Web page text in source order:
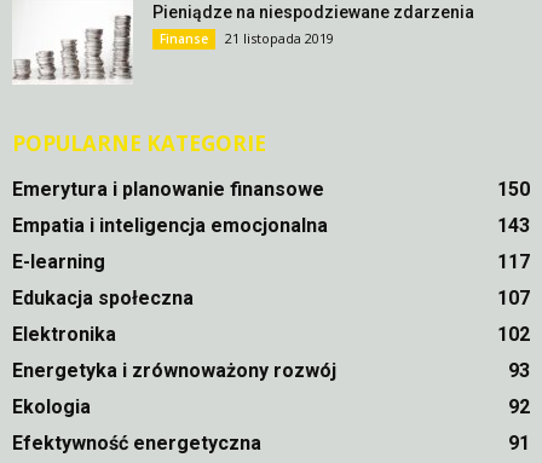
Pieniądze na niespodziewane zdarzenia
Finanse 21 listopada 2019
POPULARNE KATEGORIE
Emerytura i planowanie finansowe
150
Empatia i inteligencja emocjonalna
143
E-learning
117
Edukacja społeczna
107
Elektronika
102
Energetyka i zrównoważony rozwój
93
Ekologia
92
Efektywność energetyczna
91